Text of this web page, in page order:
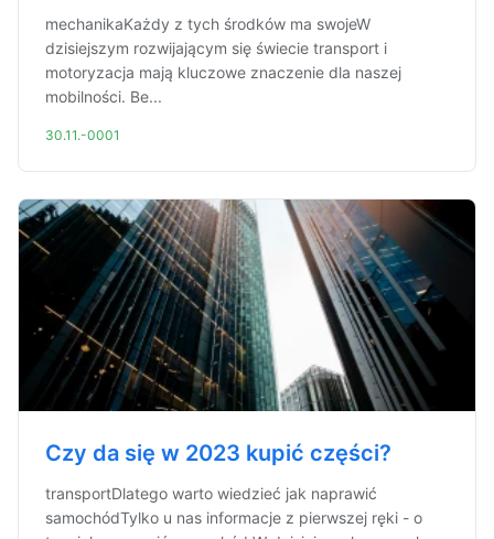
mechanikaKażdy z tych środków ma swojeW
dzisiejszym rozwijającym się świecie transport i
motoryzacja mają kluczowe znaczenie dla naszej
mobilności. Be...
30.11.-0001
Czy da się w 2023 kupić części?
transportDlatego warto wiedzieć jak naprawić
samochódTylko u nas informacje z pierwszej ręki - o